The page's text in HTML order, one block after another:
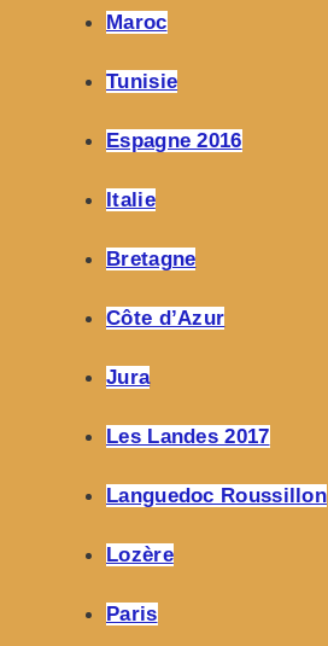
Maroc
Tunisie
Espagne 2016
Italie
Bretagne
Côte d’Azur
Jura
Les Landes 2017
Languedoc Roussillon
Lozère
Paris